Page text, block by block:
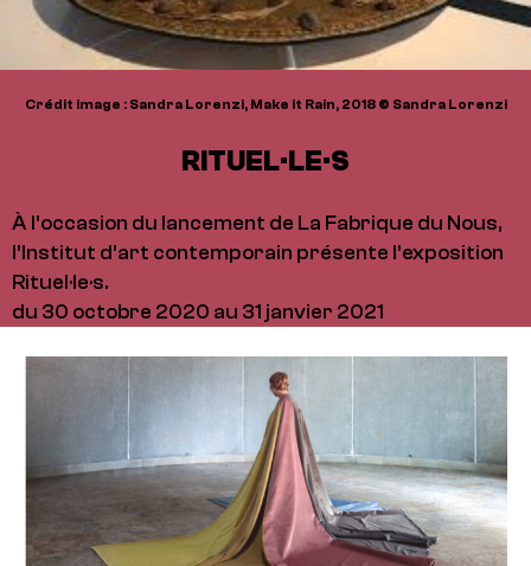
Crédit image : Sandra Lorenzi, Make it Rain, 2018 © Sandra Lorenzi
RITUEL·LE·S
À l’occasion du lancement de La Fabrique du Nous,
l’Institut d’art contemporain présente l’exposition
Rituel·le·s.
du 30 octobre 2020 au 31 janvier 2021